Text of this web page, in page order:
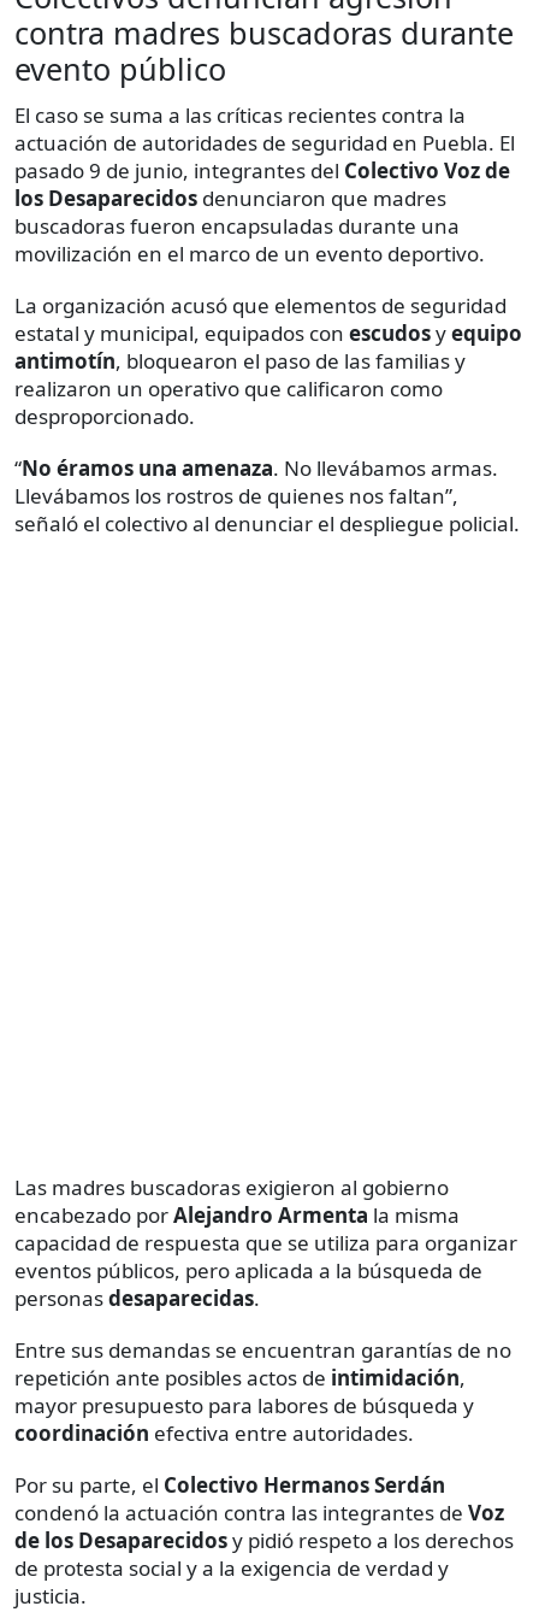
contra madres buscadoras durante
evento público
El caso se suma a las críticas recientes contra la
actuación de autoridades de seguridad en Puebla. El
pasado 9 de junio, integrantes del Colectivo Voz de
los Desaparecidos denunciaron que madres
buscadoras fueron encapsuladas durante una
movilización en el marco de un evento deportivo.
La organización acusó que elementos de seguridad
estatal y municipal, equipados con escudosyequipo
antimotín, bloquearon el paso de las familias y
realizaron un operativo que calificaron como
desproporcionado.
“No éramos una amenaza. No llevábamos armas.
Llevábamos los rostros de quienes nos faltan”,
señaló el colectivo al denunciar el despliegue policial.
Las madres buscadoras exigieron al gobierno
encabezado porAlejandro Armenta la misma
capacidad de respuesta que se utiliza para organizar
eventos públicos, pero aplicada a la búsqueda de
personasdesaparecidas.
Entre sus demandas se encuentran garantías de no
repetición ante posibles actos de intimidación,
mayor presupuesto para labores de búsqueda y
coordinación efectiva entre autoridades.
Por su parte, el Colectivo Hermanos Serdán
condenó la actuación contra las integrantes de Voz
de los Desaparecidosy pidió respeto a los derechos
de protesta social y a la exigencia de verdad y
justicia.